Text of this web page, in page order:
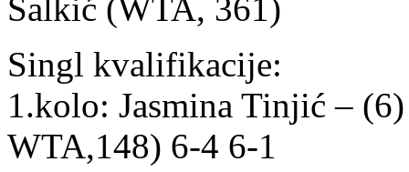
Salkić (WTA, 361)
Singl kvalifikacije:
1.kolo: Jasmina Tinjić –
WTA,148) 6-4 6-1